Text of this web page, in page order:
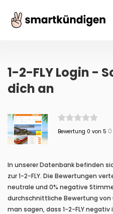
1-2-FLY Login -
dich an
Bewertung 0 von 5
In unserer Datenbank befinden
zur 1-2-FLY. Die Bewertungen
neutrale und 0% negative
durchschnittliche Bewertung von
man sagen, dass 1-2-FLY negativ